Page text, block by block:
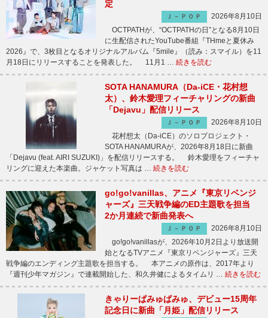
定
Ｊ－ＰＯＰ
2026年8月10日
OCTPATHが、“OCTPATHの日”となる8月10日
に生配信されたYouTube番組『THmeと夏休み
2026』で、3枚目となるオリジナルアルバム『5mile』（読み：スマイル）を11
月18日にリリースすることを発表した。 11月1 … 続きを読む
SOTA HANAMURA（Da-iCE・花村想
太）、鈴木愛理フィーチャリングの新曲
「Dejavu」配信リリース
Ｊ－ＰＯＰ
2026年8月10日
花村想太（Da-iCE）のソロプロジェクト・
SOTA HANAMURAが、2026年8月18日に新曲
「Dejavu (feat. AIRI SUZUKI)」を配信リリースする。 鈴木愛理をフィーチャ
リングに迎えた本楽曲。ジャケット写真は … 続きを読む
go!go!vanillas、アニメ『東京リベンジ
ャーズ』三天戦争編のED主題歌を担当
2か月連続で新曲発表へ
Ｊ－ＰＯＰ
2026年8月10日
go!go!vanillasが、2026年10月2日より放送開
始となるTVアニメ『東京リベンジャーズ』三天
戦争編のエンディング主題歌を担当する。 本アニメの原作は、2017年より
『週刊少年マガジン』で連載開始した、和久井健によるタイムリ … 続きを読む
きゃりーぱみゅぱみゅ、デビュー15周年
記念日に新曲「月姫」配信リリース